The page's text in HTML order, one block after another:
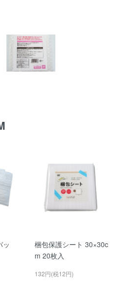
ッ
梱包保護シート 30×30c
m 20枚入
132円(税12円)